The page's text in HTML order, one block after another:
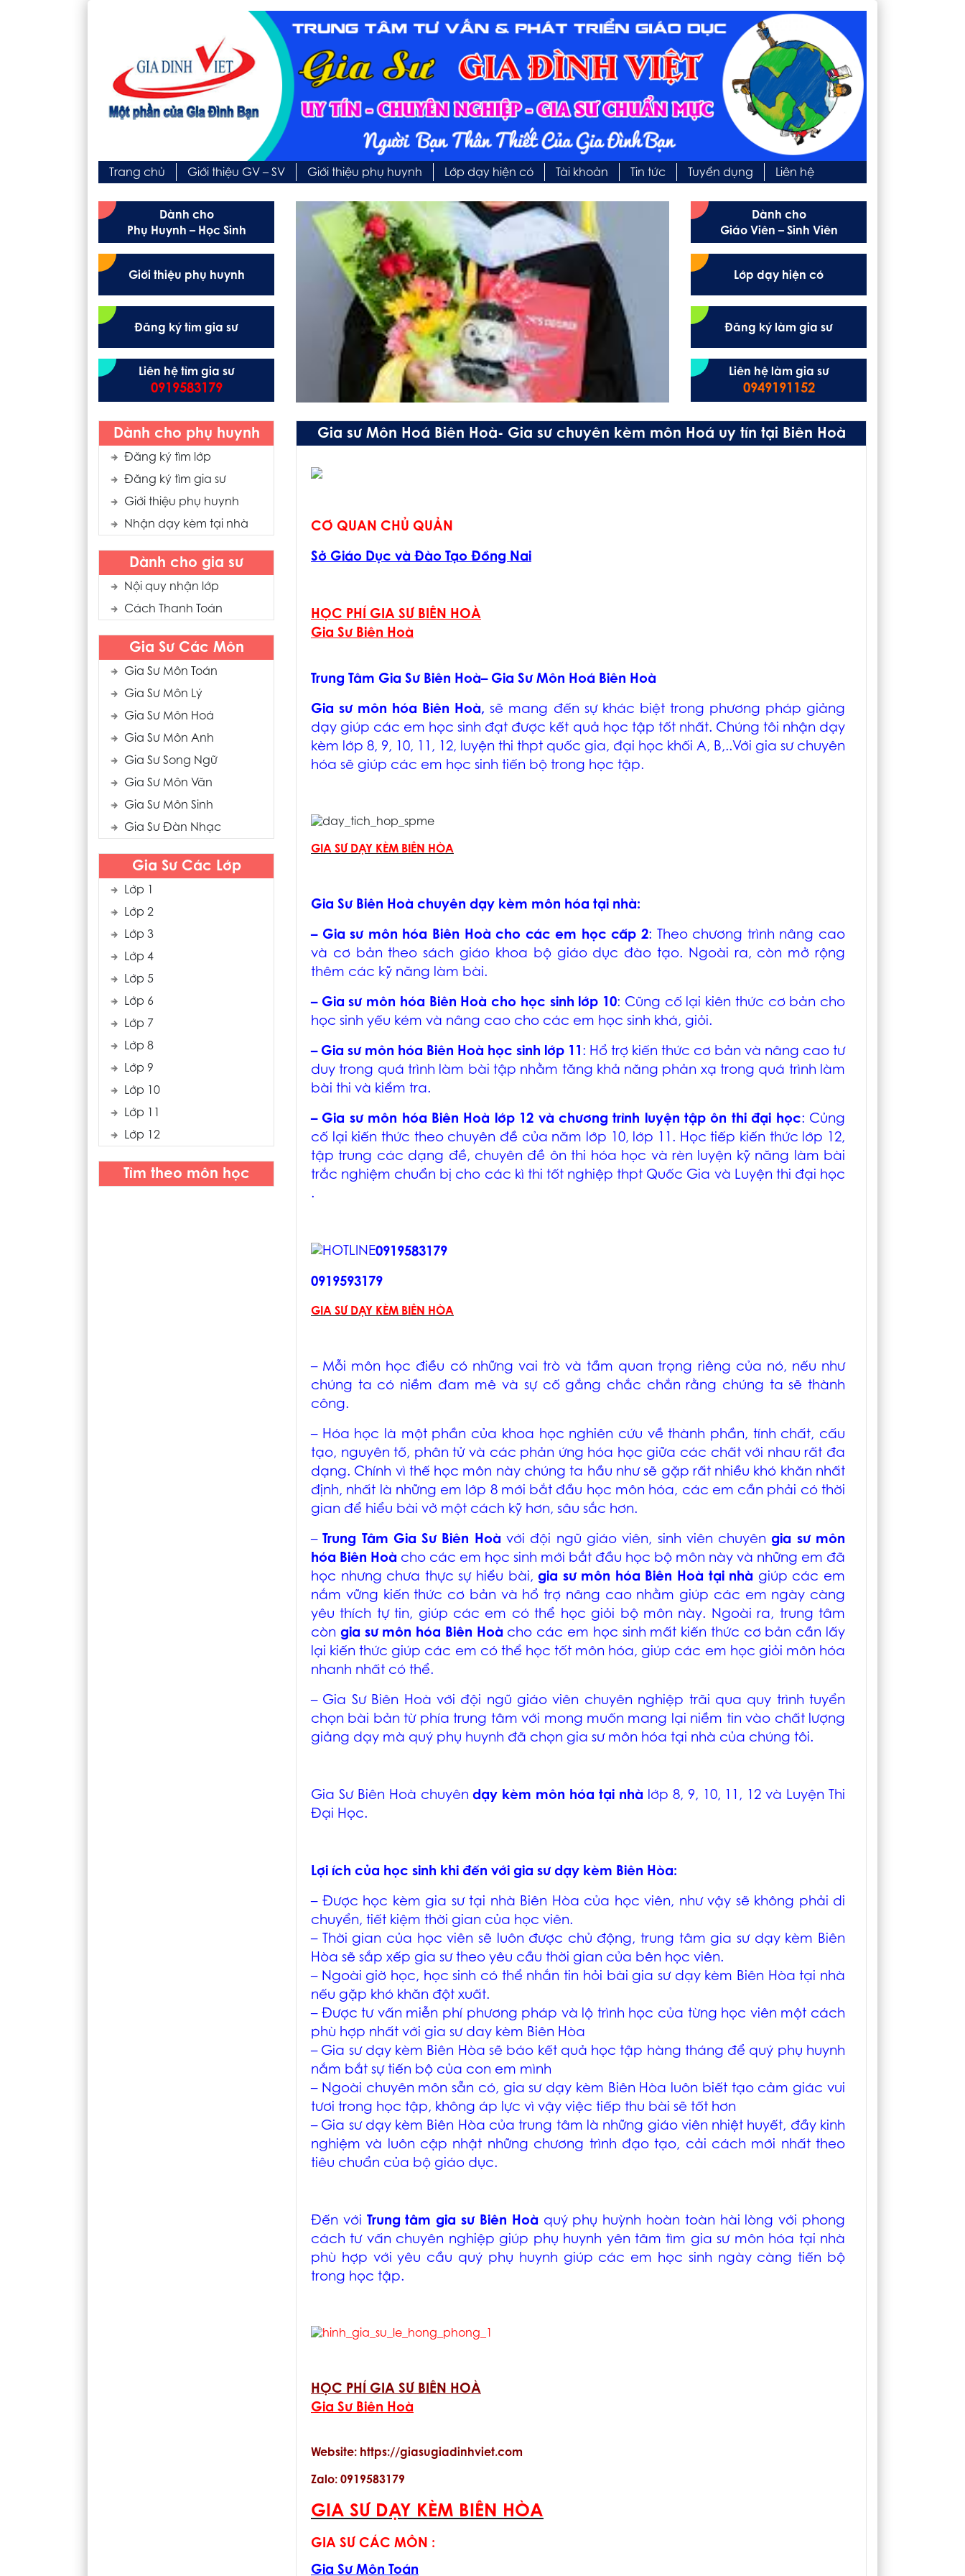
Trang chủ Giới thiệu GV – SV Giới thiệu phụ huynh Lớp dạy hiện có Tài khoản Tin tức Tuyển dụng Liên hệ
Dành cho
Phụ Huynh – Học Sinh
Giới thiệu phụ huynh
Đăng ký tìm gia sư
Liên hệ tìm gia sư
0919583179
Dành cho
Giáo Viên – Sinh Viên
Lớp dạy hiện có
Đăng ký làm gia sư
Liên hệ làm gia sư
0949191152
Dành cho phụ huynh
Đăng ký tìm lớp
Đăng ký tìm gia sư
Giới thiệu phụ huynh
Nhận dạy kèm tại nhà
Dành cho gia sư
Nội quy nhận lớp
Cách Thanh Toán
Gia Sư Các Môn
Gia Sư Môn Toán
Gia Sư Môn Lý
Gia Sư Môn Hoá
Gia Sư Môn Anh
Gia Sư Song Ngữ
Gia Sư Môn Văn
Gia Sư Môn Sinh
Gia Sư Đàn Nhạc
Gia Sư Các Lớp
Lớp 1
Lớp 2
Lớp 3
Lớp 4
Lớp 5
Lớp 6
Lớp 7
Lớp 8
Lớp 9
Lớp 10
Lớp 11
Lớp 12
Tìm theo môn học
Gia sư Môn Hoá Biên Hoà- Gia sư chuyên kèm môn Hoá uy tín tại Biên Hoà
CƠ QUAN CHỦ QUẢN
Sở Giáo Dục và Đào Tạo Đồng Nai
HỌC PHÍ GIA SƯ BIÊN HOÀ
Gia Sư Biên Hoà
Trung Tâm Gia Sư Biên Hoà– Gia Sư Môn Hoá Biên Hoà
Gia sư môn hóa Biên Hoà, sẽ mang đến sự khác biệt trong phương pháp giảng
dạy giúp các em học sinh đạt được kết quả học tập tốt nhất. Chúng tôi nhận dạy
kèm lớp 8, 9, 10, 11, 12, luyện thi thpt quốc gia, đại học khối A, B,..Với gia sư chuyên
hóa sẽ giúp các em học sinh tiến bộ trong học tập.
GIA SƯ DẠY KÈM BIÊN HÒA
Gia Sư Biên Hoà chuyên dạy kèm môn hóa tại nhà:
– Gia sư môn hóa Biên Hoà cho các em học cấp 2: Theo chương trình nâng cao
và cơ bản theo sách giáo khoa bộ giáo dục đào tạo. Ngoài ra, còn mở rộng
thêm các kỹ năng làm bài.
– Gia sư môn hóa Biên Hoà cho học sinh lớp 10: Cũng cố lại kiên thức cơ bản cho
học sinh yếu kém và nâng cao cho các em học sinh khá, giỏi.
– Gia sư môn hóa Biên Hoà học sinh lớp 11 : Hổ trợ kiến thức cơ bản và nâng cao tư
duy trong quá trình làm bài tập nhằm tăng khả năng phản xạ trong quá trình làm
bài thi và kiểm tra.
– Gia sư môn hóa Biên Hoà lớp 12 và chương trình luyện tập ôn thi đại học: Củng
cố lại kiến thức theo chuyên đề của năm lớp 10, lớp 11. Học tiếp kiến thức lớp 12,
tập trung các dạng đề, chuyên đề ôn thi hóa học và rèn luyện kỹ năng làm bài
trắc nghiệm chuẩn bị cho các kì thi tốt nghiệp thpt Quốc Gia và Luyện thi đại học
.
0919583179
0919593179
GIA SƯ DẠY KÈM BIÊN HÒA
– Mỗi môn học điều có những vai trò và tầm quan trọng riêng của nó, nếu như
chúng ta có niềm đam mê và sự cố gắng chắc chắn rằng chúng ta sẽ thành
công.
– Hóa học là một phần của khoa học nghiên cứu về thành phần, tính chất, cấu
tạo, nguyên tố, phân tử và các phản ứng hóa học giữa các chất với nhau rất đa
dạng. Chính vì thế học môn này chúng ta hầu như sẽ gặp rất nhiều khó khăn nhất
định, nhất là những em lớp 8 mới bắt đầu học môn hóa, các em cần phải có thời
gian để hiểu bài vở một cách kỹ hơn, sâu sắc hơn.
– Trung Tâm Gia Sư Biên Hoà với đội ngũ giáo viên, sinh viên chuyêngia sư môn
hóa Biên Hoà cho các em học sinh mới bắt đầu học bộ môn này và những em đã
học nhưng chưa thực sự hiểu bài,gia sư môn hóa Biên Hoà tại nhà giúp các em
nắm vững kiến thức cơ bản và hổ trợ nâng cao nhằm giúp các em ngày càng
yêu thích tự tin, giúp các em có thể học giỏi bộ môn này. Ngoài ra, trung tâm
còn gia sư môn hóa Biên Hoà cho các em học sinh mất kiến thức cơ bản cần lấy
lại kiến thức giúp các em có thể học tốt môn hóa, giúp các em học giỏi môn hóa
nhanh nhất có thể.
– Gia Sư Biên Hoà với đội ngũ giáo viên chuyên nghiệp trãi qua quy trình tuyển
chọn bài bản từ phía trung tâm với mong muốn mang lại niềm tin vào chất lượng
giảng dạy mà quý phụ huynh đã chọn gia sư môn hóa tại nhà của chúng tôi.
Gia Sư Biên Hoà chuyêndạy kèm môn hóa tại nhà lớp 8, 9, 10, 11, 12 và Luyện Thi
Đại Học.
Lợi ích của học sinh khi đến với gia sư dạy kèm Biên Hòa:
– Được học kèm gia sư tại nhà Biên Hòa của học viên, như vậy sẽ không phải di
chuyển, tiết kiệm thời gian của học viên.
– Thời gian của học viên sẽ luôn được chủ động, trung tâm gia sư dạy kèm Biên
Hòa sẽ sắp xếp gia sư theo yêu cầu thời gian của bên học viên.
– Ngoài giờ học, học sinh có thể nhắn tin hỏi bài gia sư dạy kèm Biên Hòa tại nhà
nếu gặp khó khăn đột xuất.
– Được tư vấn miễn phí phương pháp và lộ trình học của từng học viên một cách
phù hợp nhất với gia sư day kèm Biên Hòa
– Gia sư dạy kèm Biên Hòa sẽ báo kết quả học tập hàng tháng để quý phụ huynh
nắm bắt sự tiến bộ của con em mình
– Ngoài chuyên môn sẵn có, gia sư dạy kèm Biên Hòa luôn biết tạo cảm giác vui
tươi trong học tập, không áp lực vì vậy việc tiếp thu bài sẽ tốt hơn
– Gia sư dạy kèm Biên Hòa của trung tâm là những giáo viên nhiệt huyết, đầy kinh
nghiệm và luôn cập nhật những chương trình đạo tạo, cải cách mới nhất theo
tiêu chuẩn của bộ giáo dục.
Đến với Trung tâm gia sư Biên Hoà quý phụ huỳnh hoàn toàn hài lòng với phong
cách tư vấn chuyên nghiệp giúp phụ huynh yên tâm tìm gia sư môn hóa tại nhà
phù hợp với yêu cầu quý phụ huynh giúp các em học sinh ngày càng tiến bộ
trong học tập.
HỌC PHÍ GIA SƯ BIÊN HOÀ
Gia Sư Biên Hoà
Website: https://giasugiadinhviet.com
Zalo: 0919583179
GIA SƯ DẠY KÈM BIÊN HÒA
GIA SƯ CÁC MÔN :
Gia Sư Môn Toán